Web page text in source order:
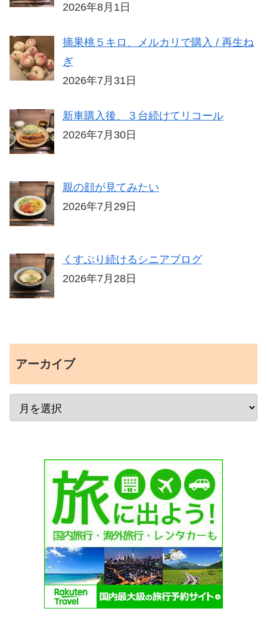
2026年8月1日
摘果桃５キロ、メルカリで購入 / 再生ね
ぎ
2026年7月31日
新車購入後、３台続けてリコール
2026年7月30日
親の顔が見てみたい
2026年7月29日
くすぶり続けるシニアブログ
2026年7月28日
アーカイブ